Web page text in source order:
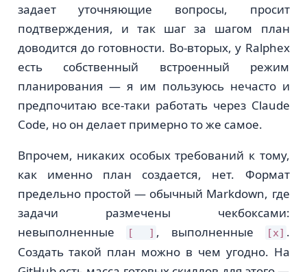
задает уточняющие вопросы, просит
подтверждения, и так шаг за шагом план
доводится до готовности. Во-вторых, у Ralphex
есть собственный встроенный режим
планирования — я им пользуюсь нечасто и
предпочитаю все-таки работать через Claude
Code, но он делает примерно то же самое.
Впрочем, никаких особых требований к тому,
как именно план создается, нет. Формат
предельно простой — обычный Markdown, где
задачи размечены чекбоксами:
невыполненные
[ ] , выполненные [x] .
Создать такой план можно в чем угодно. На